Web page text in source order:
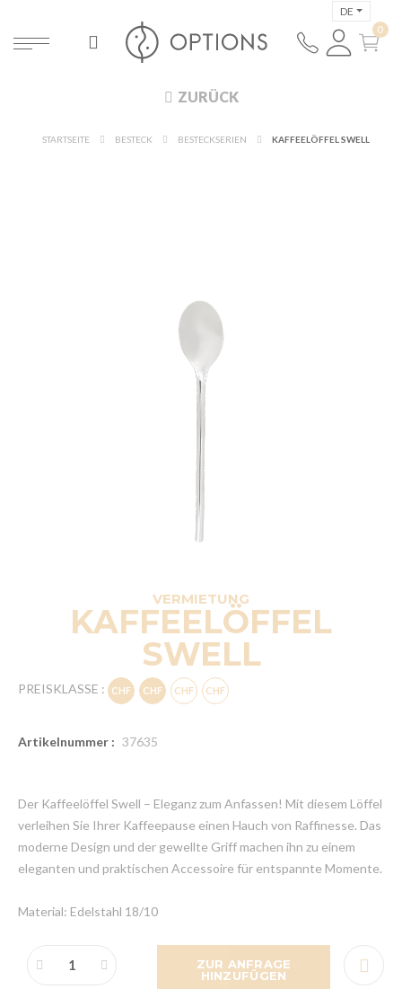
DE
ZURÜCK
STARTSEITE BESTECK BESTECKSERIEN KAFFEELÖFFEL SWELL
VERMIETUNG
KAFFEELÖFFEL
SWELL
PREISKLASSE :
Artikelnummer : 37635
Der Kaffeelöffel Swell – Eleganz zum Anfassen! Mit diesem Löffel
verleihen Sie Ihrer Kaffeepause einen Hauch von Raffinesse. Das
moderne Design und der gewellte Griff machen ihn zu einem
eleganten und praktischen Accessoire für entspannte Momente.
Material: Edelstahl 18/10
ZUR ANFRAGE
HINZUFÜGEN